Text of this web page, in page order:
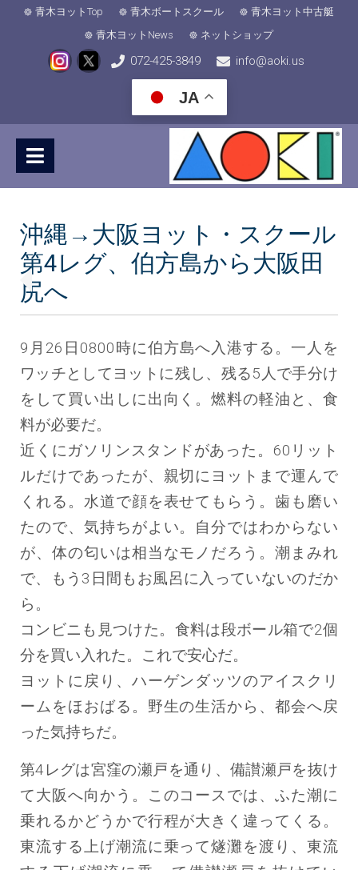
青木ヨットTop 青木ボートスクール
青木ヨット中古艇
青木ヨットNews
ネットショップ
072-425-3849 info@aoki.us
JA
沖縄→大阪ヨット・スクール
第4レグ、伯方島から大阪田
尻へ
9月26日0800時に伯方島へ入港する。一人を
ワッチとしてヨットに残し、残る5人で手分け
をして買い出しに出向く。燃料の軽油と、食
料が必要だ。
近くにガソリンスタンドがあった。60リット
ルだけであったが、親切にヨットまで運んで
くれる。水道で顔を表せてもらう。歯も磨い
たので、気持ちがよい。自分ではわからない
が、体の匂いは相当なモノだろう。潮まみれ
で、もう3日間もお風呂に入っていないのだか
ら。
コンビニも見つけた。食料は段ボール箱で2個
分を買い入れた。これで安心だ。
ヨットに戻り、ハーゲンダッツのアイスクリ
ームをほおばる。野生の生活から、都会へ戻
った気持ちだ。
第4レグは宮窪の瀬戸を通り、備讃瀬戸を抜け
て大阪へ向かう。このコースでは、ふた潮に
乗れるかどうかで行程が大きく違ってくる。
東流する上げ潮流に乗って燧灘を渡り、東流